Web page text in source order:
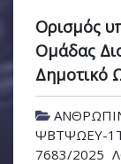
Ορισμός
Ομάδας
Δημοτικό
ΨΒΤΨΩΕΥ-
7683/2025